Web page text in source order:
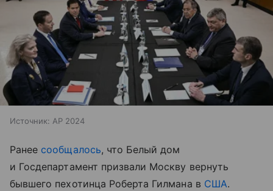
Источник: AP 2024
Ранее сообщалось, что Белый дом
и Госдепартамент призвали Москву вернуть
бывшего пехотинца Роберта Гилмана в США.